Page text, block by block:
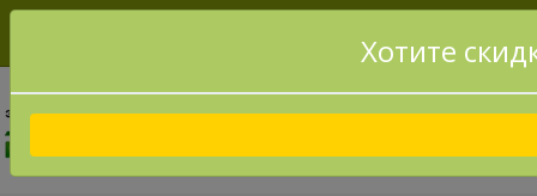
8(915)795-56-02
Хотите